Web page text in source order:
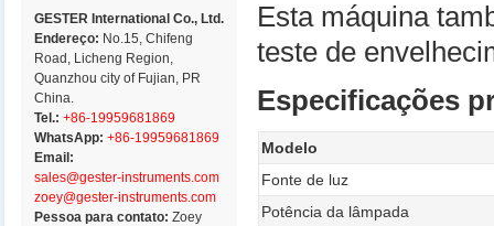
GESTER International Co., Ltd.
Endereço: No.15, Chifeng
Road, Licheng Region,
Quanzhou city of Fujian, PR
China.
Tel.: +86-19959681869
WhatsApp: +86-19959681869
Email:
sales@gester-instruments.com
zoey@gester-instruments.com
Pessoa para contato:Zoey
Esta máquina
teste de
Especificações
Modelo
Fonte de luz
Potência da lâmpada